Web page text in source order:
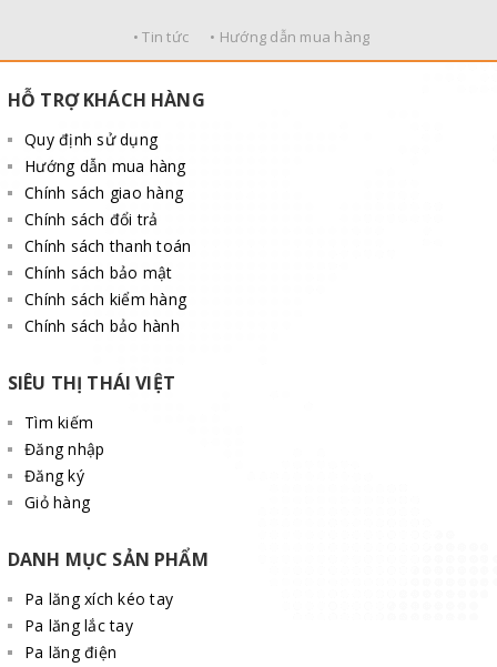
• Tin tức • Hướng dẫn mua hàng
HỖ TRỢ KHÁCH HÀNG
Quy định sử dụng
Hướng dẫn mua hàng
Chính sách giao hàng
Chính sách đổi trả
Chính sách thanh toán
Chính sách bảo mật
Chính sách kiểm hàng
Chính sách bảo hành
SIÊU THỊ THÁI VIỆT
Tìm kiếm
Đăng nhập
Đăng ký
Giỏ hàng
DANH MỤC SẢN PHẨM
Pa lăng xích kéo tay
Pa lăng lắc tay
Pa lăng điện